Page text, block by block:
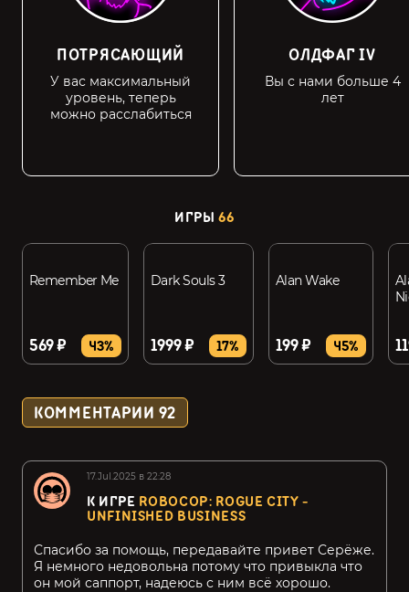
ПОТРЯСАЮЩИЙ
У вас максимальный
уровень, теперь
можно расслабиться
ОЛДФАГ IV
Вы с нами больше 4
лет
ИГРЫ66
Remember Me
569 ₽ 43%
Dark Souls 3
1999 ₽ 17%
Alan Wake
199 ₽ 45%
КОММЕНТАРИИ 92
17.Jul.2025 в 22:28
К ИГРЕ ROBOCOP: ROGUE CITY -
UNFINISHED BUSINESS
Спасибо за помощь, передавайте привет Серёже.
Я немного недовольна потому что привыкла что
он мой саппорт, надеюсь с ним всё хорошо.